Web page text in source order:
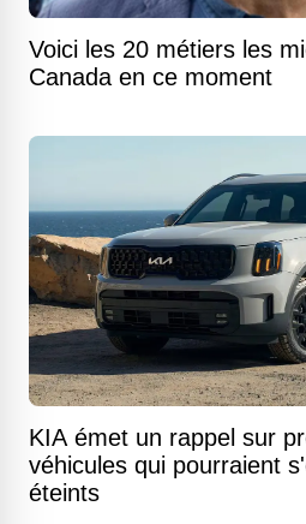
Voici les 20 métiers les
Canada en ce moment
KIA émet un rappel sur
véhicules qui pourraient
éteints